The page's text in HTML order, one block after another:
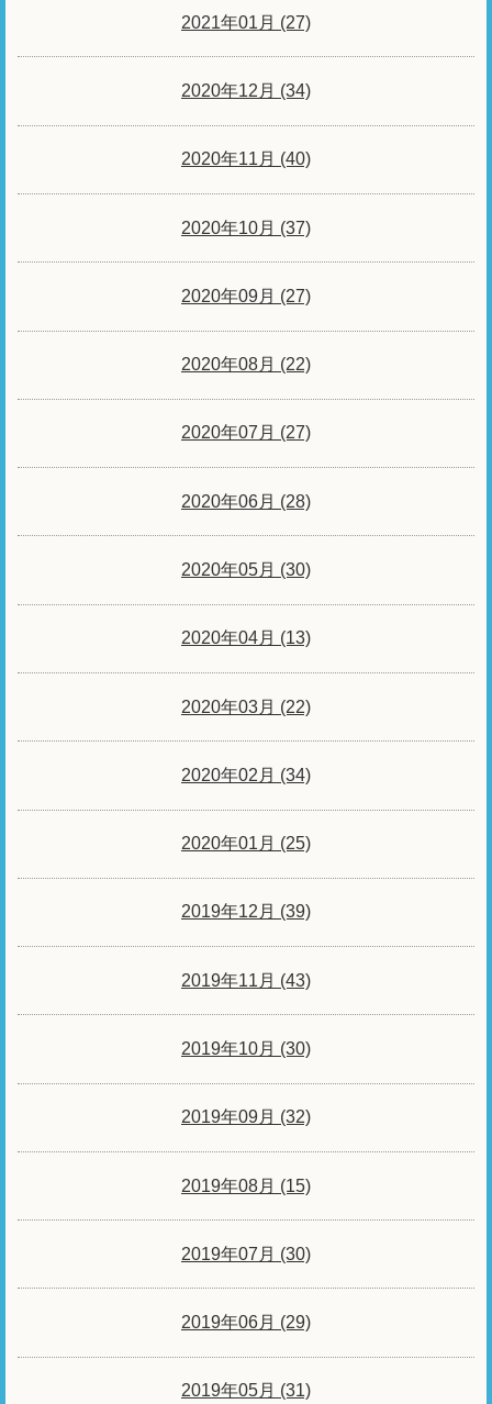
2021年01月 (27)
2020年12月 (34)
2020年11月 (40)
2020年10月 (37)
2020年09月 (27)
2020年08月 (22)
2020年07月 (27)
2020年06月 (28)
2020年05月 (30)
2020年04月 (13)
2020年03月 (22)
2020年02月 (34)
2020年01月 (25)
2019年12月 (39)
2019年11月 (43)
2019年10月 (30)
2019年09月 (32)
2019年08月 (15)
2019年07月 (30)
2019年06月 (29)
2019年05月 (31)